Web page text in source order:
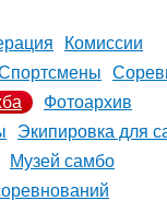
Комиссии
Фотоархив
Экипировка для
Музей самбо